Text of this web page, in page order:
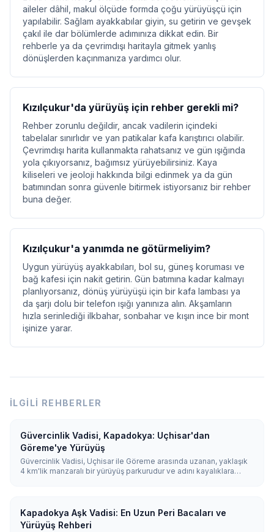
aileler dâhil, makul ölçüde formda çoğu yürüyüşçü için
yapılabilir. Sağlam ayakkabılar giyin, su getirin ve gevşek
çakıl ile dar bölümlerde adımınıza dikkat edin. Bir
rehberle ya da çevrimdışı haritayla gitmek yanlış
dönüşlerden kaçınmanıza yardımcı olur.
Kızılçukur'da yürüyüş için rehber gerekli mi?
Rehber zorunlu değildir, ancak vadilerin içindeki
tabelalar sınırlıdır ve yan patikalar kafa karıştırıcı olabilir.
Çevrimdışı harita kullanmakta rahatsanız ve gün ışığında
yola çıkıyorsanız, bağımsız yürüyebilirsiniz. Kaya
kiliseleri ve jeoloji hakkında bilgi edinmek ya da gün
batımından sonra güvenle bitirmek istiyorsanız bir rehber
buna değer.
Kızılçukur'a yanımda ne götürmeliyim?
Uygun yürüyüş ayakkabıları, bol su, güneş koruması ve
bağ kafesi için nakit getirin. Gün batımına kadar kalmayı
planlıyorsanız, dönüş yürüyüşü için bir kafa lambası ya
da şarjı dolu bir telefon ışığı yanınıza alın. Akşamların
hızla serinlediği ilkbahar, sonbahar ve kışın ince bir mont
işinize yarar.
İLGILI REHBERLER
Güvercinlik Vadisi, Kapadokya: Uçhisar'dan
Göreme'ye Yürüyüş
Güvercinlik Vadisi, Uçhisar ile Göreme arasında uzanan, yaklaşık
4 km'lik manzaralı bir yürüyüş parkurudur ve adını kayalıklara
Kapadokya Aşk Vadisi: En Uzun Peri Bacaları ve
Yürüyüş Rehberi